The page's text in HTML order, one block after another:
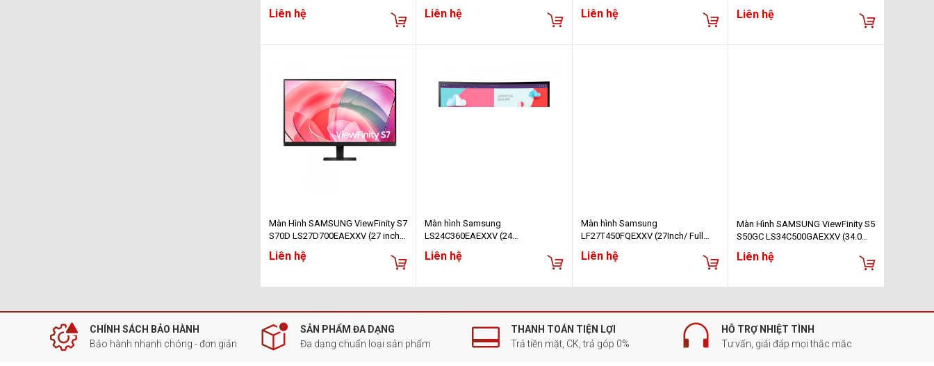
2K - 180Hz - 1ms)
Liên hệ
HDMI+DP/FreeSync/MadeinVietna
Liên hệ
400cd/m2/ IPS)
Liên hệ
180Hz/ IPS)
Liên hệ
Màn Hình SAMSUNG ViewFinity S7
S70D LS27D700EAEXXV (27 inch -
Liên hệ
Màn hình Samsung
LS24C360EAEXXV (24
Liên hệ
Màn hình Samsung
LF27T450FQEXXV (27Inch/ Full
Liên hệ
Màn Hình SAMSUNG ViewFinity S5
S50GC LS34C500GAEXXV (34.0
FreeSync - HDR10)
Liên hệ
CHÍNH SÁCH BẢO HÀNH
Bảo hành nhanh chóng - đơn giản
SẢN PHẨM ĐA DẠNG
Đa dạng chuẩn loại sản phẩm
THANH TOÁN TIỆN LỢI
Trả tiền mặt, CK, trả góp 0%
HỖ TRỢ NHIỆT TÌNH
Tư vấn, giải đáp mọi thắc mắc